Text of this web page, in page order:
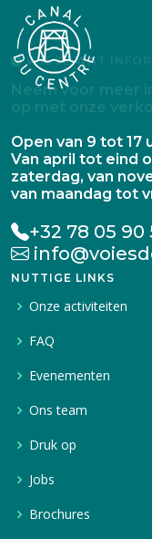
WIL JE WAT
Neem voor meer
op met onze
Open van 9 tot 17
Van april tot eind
zaterdag, van
van maandag tot
+32 78 05 90
NUTTIGE LINKS
Onze activiteiten
FAQ
Evenementen
Ons team
Druk op
Jobs
Brochures